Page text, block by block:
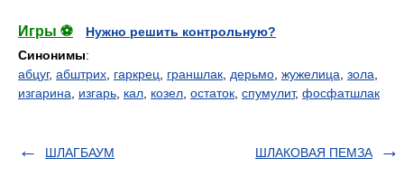
Игры ⚽
Нужно решить контрольную?
Синонимы:
абцуг, абштрих гаркрец граншлак дерьмо жужелица зола
изгарина
изгарь кал козел остаток спумулит, фосфатшлак
ШЛАГБАУМ ШЛАКОВАЯ ПЕМЗА